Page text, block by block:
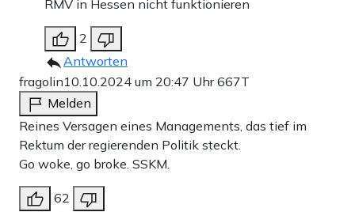
RMV in Hessen nicht funktionieren
2
Antworten
fragolin10.10.2024 um 20:47 Uhr667T
Melden
Reines Versagen eines Managements, das tief im
Rektum der regierenden Politik steckt.
Go woke, go broke. SSKM.
62